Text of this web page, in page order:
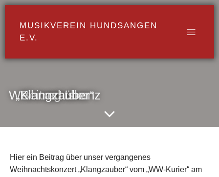
MUSIKVEREIN HUNDSANGEN
E.V.
Beitrag über Weihnachtskonzert „Klangzauber“
Hier ein Beitrag über unser vergangenes
Weihnachtskonzert „Klangzauber“ vom „WW-Kurier“ am